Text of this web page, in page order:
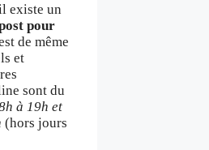
existe un
pour
de même
et
sont du
à 19h et
(hors jours